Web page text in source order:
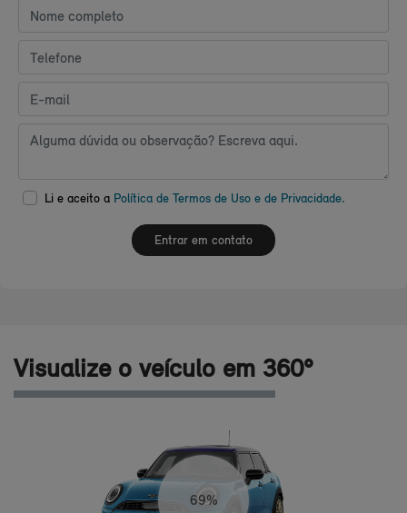
Li e aceito a Política de Termos de Uso e de Privacidade.
Entrar em contato
Visualize o veículo em 360°
72%